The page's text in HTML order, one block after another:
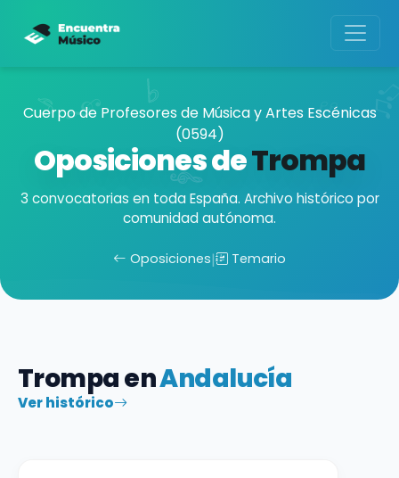
Cuerpo de Profesores de Música y Artes Escénicas
(0594)
Oposiciones deTrompa
3 convocatorias en toda España. Archivo histórico por
comunidad autónoma.
Oposiciones| Temario
Trompa enAndalucía
Ver histórico